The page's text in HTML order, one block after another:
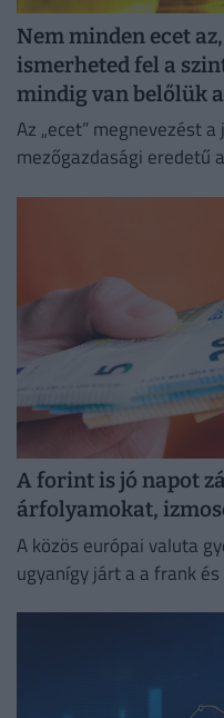
Nem minden ecet
ismerheted fel a
mindig van belőlük
Az „ecet” megnevezést
mezőgazdasági eredetű
A forint is jó napot
árfolyamokat,
A közös európai valuta
ugyanígy járt a a frank